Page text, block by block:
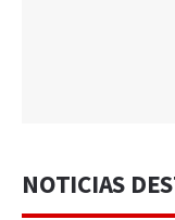
NOTICIAS